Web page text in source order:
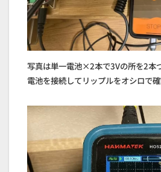
写真は単一電池×2本で3Vの所を2本
電池を接続してリップルをオシロで確